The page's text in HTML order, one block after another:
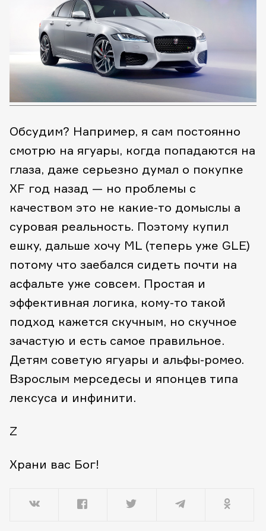
Обсудим? Например, я сам постоянно
смотрю на ягуары, когда попадаются на
глаза, даже серьезно думал о покупке
XF год назад — но проблемы с
качеством это не какие-то домыслы а
суровая реальность. Поэтому купил
ешку, дальше хочу ML (теперь уже GLE)
потому что заебался сидеть почти на
асфальте уже совсем. Простая и
эффективная логика, кому-то такой
подход кажется скучным, но скучное
зачастую и есть самое правильное.
Детям советую ягуары и альфы-ромео.
Взрослым мерседесы и японцев типа
лексуса и инфинити.
Z
Храни вас Бог!